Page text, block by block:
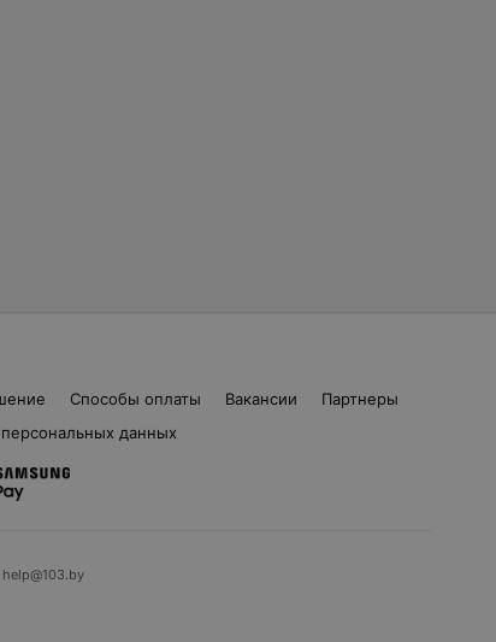
Способы оплаты Вакансии
Партнеры
данных